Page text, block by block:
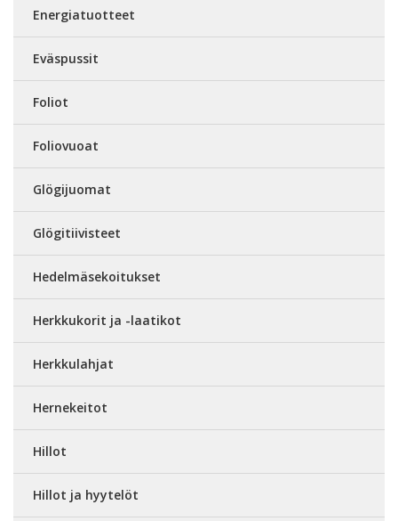
Energiatuotteet
Eväspussit
Foliot
Foliovuoat
Glögijuomat
Glögitiivisteet
Hedelmäsekoitukset
Herkkukorit ja -laatikot
Herkkulahjat
Hernekeitot
Hillot
Hillot ja hyytelöt